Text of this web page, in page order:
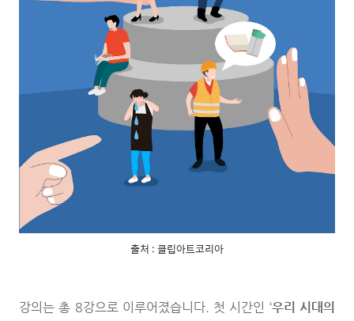
출처 : 클립아트코리아
강의는 총 8강으로 이루어졌습니다. 첫 시간인 ‘우리 시대의